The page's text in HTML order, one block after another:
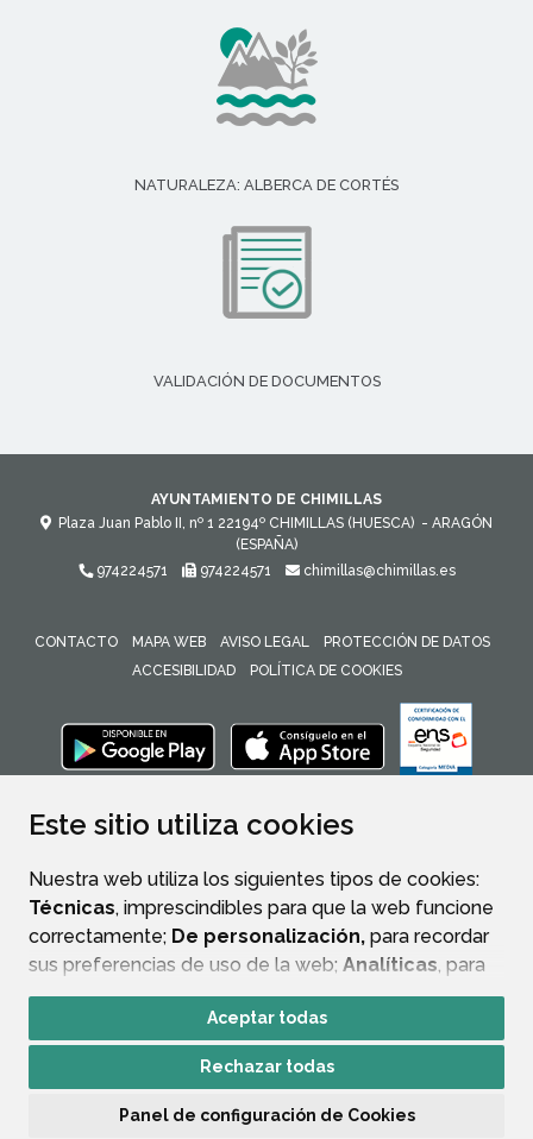
Este sitio utiliza cookies
Nuestra web utiliza los siguientes tipos de cookies:
Técnicas, imprescindibles para que la web funcione
correctamente; De personalización, para recordar
sus preferencias de uso de la web; Analíticas, para
mejorar el funcionamiento de la web y sus servicios.
Si acepta pulsando el botón“Aceptar todas”
consideramos que acepta su uso. Si pulsa el botón
ninguna acción, se guardarán las cookies técnicas
Aceptar todas
Rechazar todas
Panel de configuración de Cookies
NATURALEZA: ALBERCA DE CORTÉS
VALIDACIÓN DE DOCUMENTOS
AYUNTAMIENTO DE CHIMILLAS
Plaza Juan Pablo II, nº 1 22194º CHIMILLAS (HUESCA) - ARAGÓN
(ESPAÑA)
974224571
974224571 chimillas@chimillas.es
CONTACTO MAPA WEB AVISO LEGAL
PROTECCIÓN DE DATOS
ACCESIBILIDAD
POLÍTICA DE COOKIES